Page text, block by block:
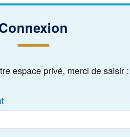
espace privé, merci de saisir :